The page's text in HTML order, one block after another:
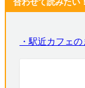
合わせて読みたい！
・駅近カフェ